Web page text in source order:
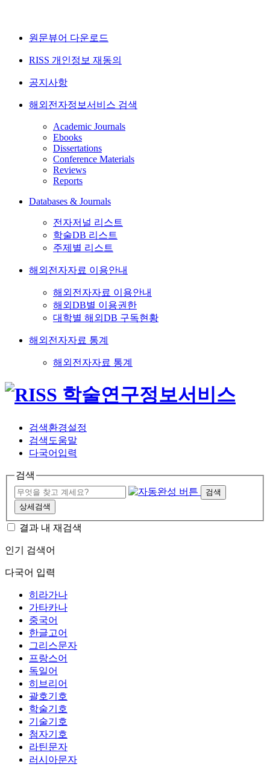
원문뷰어 다운로드
RISS 개인정보 재동의
공지사항
해외전자정보서비스 검색
Academic Journals
Ebooks
Dissertations
Conference Materials
Reviews
Reports
Databases & Journals
전자저널 리스트
학술DB 리스트
주제별 리스트
해외전자자료 이용안내
해외전자자료 이용안내
해외DB별 이용권한
대학별 해외DB 구독현황
해외전자자료 통계
해외전자자료 통계
검색환경설정
검색도움말
다국어입력
검색
검색
상세검색
결과 내 재검색
인기 검색어
다국어 입력
히라가나
가타카나
중국어
한글고어
그리스문자
프랑스어
독일어
히브리어
괄호기호
학술기호
기술기호
첨자기호
라틴문자
러시아문자